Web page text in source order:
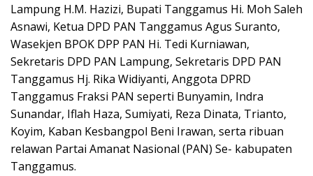
Lampung H.M. Hazizi, Bupati Tanggamus Hi. Moh Saleh
Asnawi, Ketua DPD PAN Tanggamus Agus Suranto,
Wasekjen BPOK DPP PAN Hi. Tedi Kurniawan,
Sekretaris DPD PAN Lampung, Sekretaris DPD PAN
Tanggamus Hj. Rika Widiyanti, Anggota DPRD
Tanggamus Fraksi PAN seperti Bunyamin, Indra
Sunandar, Iflah Haza, Sumiyati, Reza Dinata, Trianto,
Koyim, Kaban Kesbangpol Beni Irawan, serta ribuan
relawan Partai Amanat Nasional (PAN) Se- kabupaten
Tanggamus.